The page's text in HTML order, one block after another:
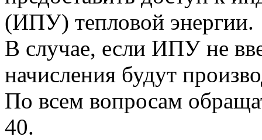
(ИПУ) тепловой энергии.
В случае, если ИПУ не
начисления будут
По всем вопросам
40.